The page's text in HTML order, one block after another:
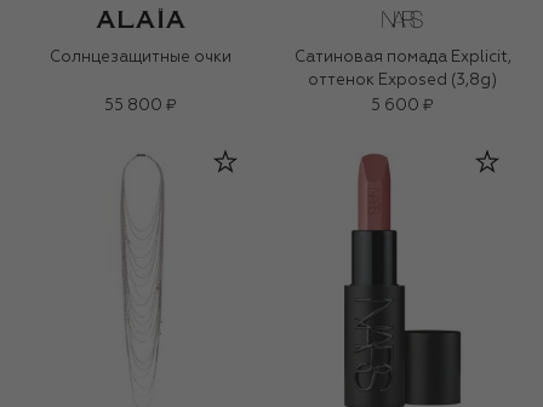
Солнцезащитные очки
55 800 ₽
Сатиновая помада Explicit,
оттенок Exposed (3,8g)
5 600 ₽